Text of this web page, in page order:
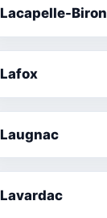
Lacapelle-Biron
Lafox
Laugnac
Lavardac